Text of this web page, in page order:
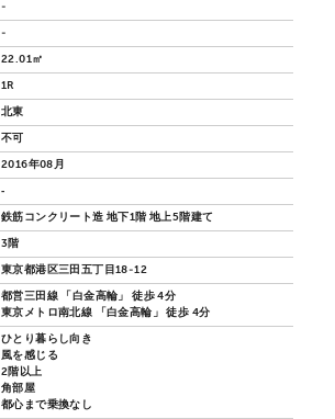
-
-
22.01㎡
1R
北東
不可
2016年08月
‐
鉄筋コンクリート造 地下1階 地上5階建て
3階
東京都港区三田五丁目18-12
都営三田線 「白金高輪」 徒歩 4分
東京メトロ南北線 「白金高輪」 徒歩 4分
ひとり暮らし向き
風を感じる
2階以上
角部屋
都心まで乗換なし